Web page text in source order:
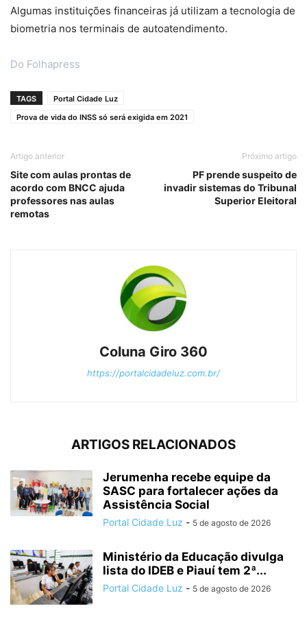
Algumas instituições financeiras já utilizam a tecnologia de
biometria nos terminais de autoatendimento.
Do Folhapress
TAGS
Portal Cidade Luz
Prova de vida do INSS só será exigida em 2021
Artigo anterior
Site com aulas prontas de
acordo com BNCC ajuda
professores nas aulas
remotas
Próximo artigo
PF prende suspeito de
invadir sistemas do Tribunal
Superior Eleitoral
Coluna Giro 360
https://portalcidadeluz.com.br/
ARTIGOS RELACIONADOS
Jerumenha recebe equipe da
SASC para fortalecer ações da
Assistência Social
Portal Cidade Luz - 5 de agosto de 2026
Ministério da Educação divulga
lista do IDEB e Piauí tem 2ª...
Portal Cidade Luz - 5 de agosto de 2026